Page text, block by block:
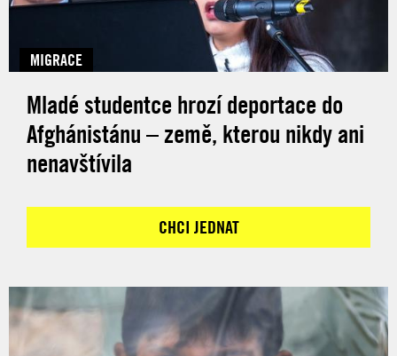
MIGRACE
Mladé studentce hrozí deportace do
Afghánistánu – země, kterou nikdy ani
nenavštívila
CHCI JEDNAT